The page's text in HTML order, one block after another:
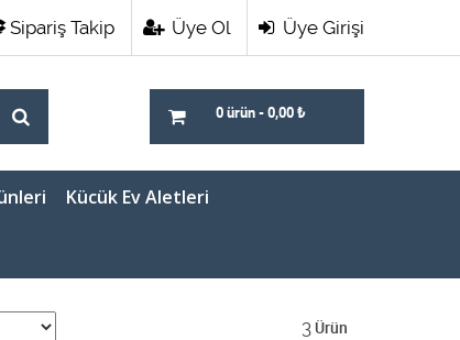
Üye Girişi
Üye Ol
Sipariş Takip
0 ürün - 0,00 ₺
Kücük Ev Aletleri
3 Ürün